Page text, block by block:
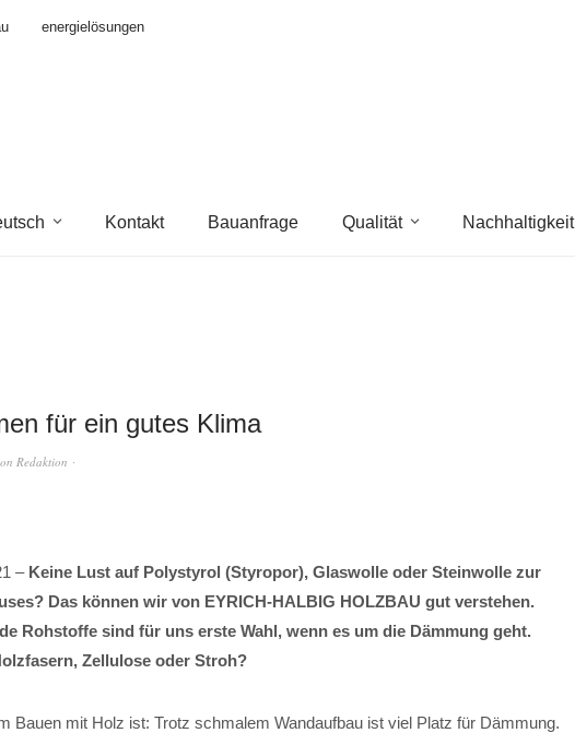
energielösungen
Kontakt Bauanfrage Qualität Nachhaltigkeit
für ein gutes Klima
Redaktion
– Keine Lust auf Polystyrol (Styropor), Glaswolle oder Steinwolle zur
Das können wir von EYRICH-HALBIG HOLZBAU gut verstehen.
Rohstoffe sind für uns erste Wahl, wenn es um die Dämmung geht.
Zellulose oder Stroh?
Bauen mit Holz ist: Trotz schmalem Wandaufbau ist viel Platz für Dämmung.